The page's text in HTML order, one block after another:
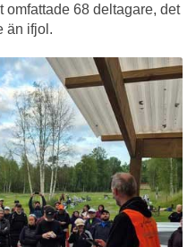
omfattade 68 deltagare, det
än ifjol.